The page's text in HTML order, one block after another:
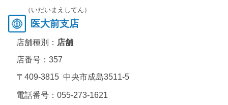
（いだいまえしてん）
医大前支店
店舗種別： 店舗
店番号：357
〒409-3815 中央市成島3511-5
電話番号： 055-273-1621